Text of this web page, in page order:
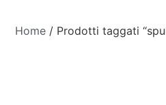
Home / Prodotti taggati